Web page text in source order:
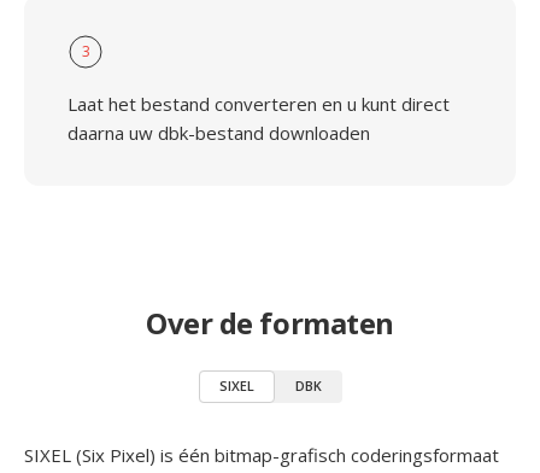
3
Laat het bestand converteren en u kunt direct
daarna uw dbk-bestand downloaden
Over de formaten
SIXEL DBK
SIXEL (Six Pixel) is één bitmap-grafisch coderingsformaat